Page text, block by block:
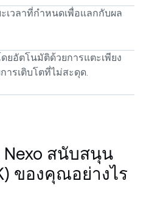
เวลาที่กำหนดเพื่อแลกกับผล
ยอัตโนมัติด้วยการแตะเพียง
ารเติบโตที่ไม่สะดุด.
Nexo สนับสนุน
ของคุณอย่างไร